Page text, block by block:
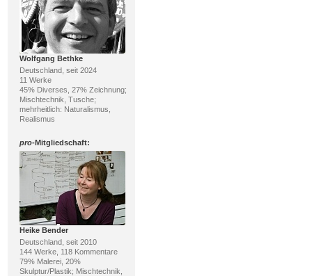
Wolfgang Bethke
Deutschland, seit 2024
11 Werke
45% Diverses, 27% Zeichnung;
Mischtechnik, Tusche;
mehrheitlich: Naturalismus,
Realismus
pro-Mitgliedschaft:
Heike Bender
Deutschland, seit 2010
144 Werke, 118 Kommentare
79% Malerei, 20%
Skulptur/Plastik; Mischtechnik,